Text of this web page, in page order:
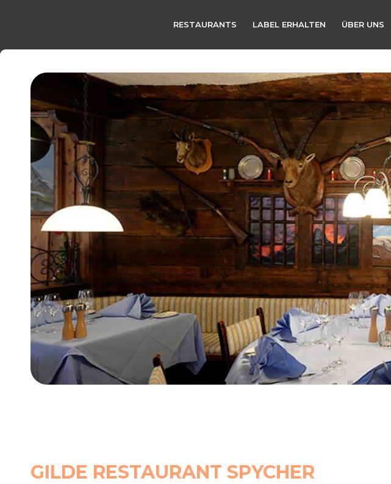
RESTAURANTS LABEL ERHALTEN ÜBER UNS
GILDE RESTAURANT SPYCHER